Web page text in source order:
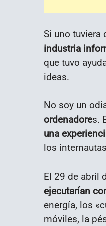
Si uno tuviera
industria
que tuvo
ideas.
No soy un
ordenadores.
una
los
El 29 de abril
ejecutarían
energía, los
móviles, la